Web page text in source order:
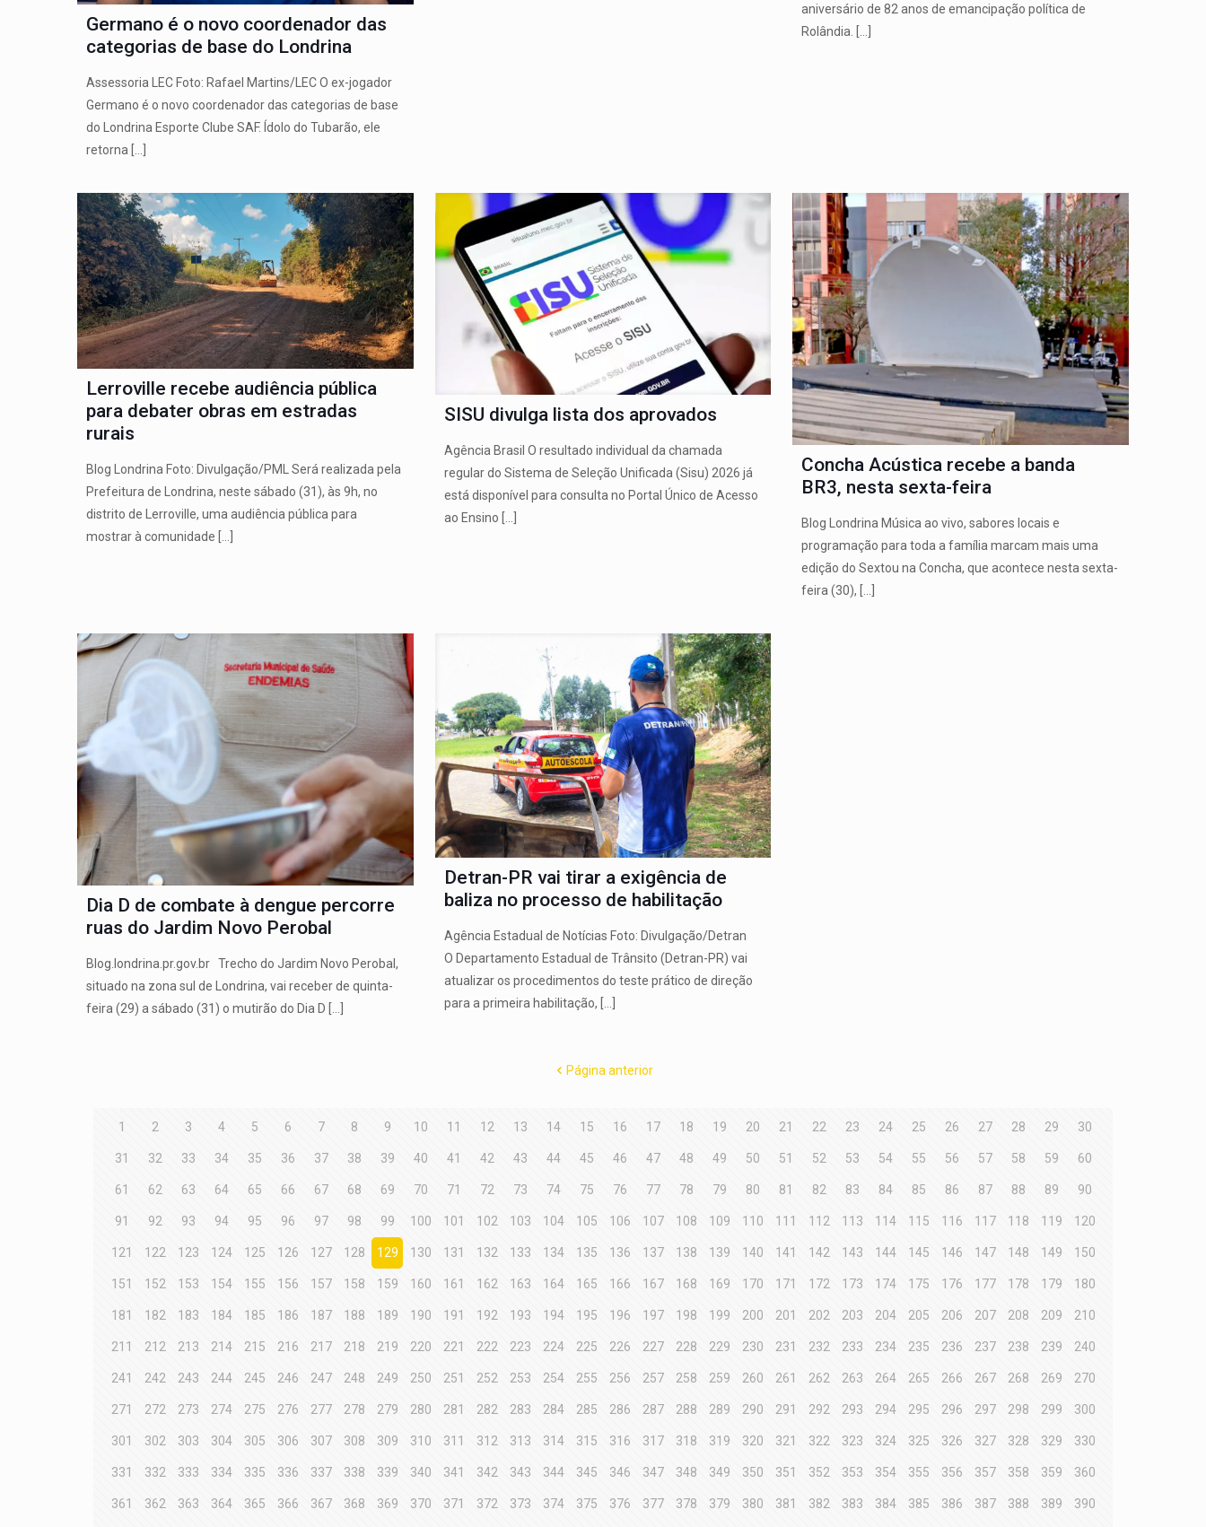
Germano é o novo coordenador das
categorias de base do Londrina
Assessoria LEC Foto: Rafael Martins/LEC O ex-jogador
Germano é o novo coordenador das categorias de base
do Londrina Esporte Clube SAF. Ídolo do Tubarão, ele
retorna[…]
aniversário de 82 anos de emancipação política de
Rolândia.
Lerroville recebe audiência pública
para debater obras em estradas
rurais
Blog Londrina Foto: Divulgação/PML Será realizada pela
Prefeitura de Londrina, neste sábado (31), às 9h, no
distrito de Lerroville, uma audiência pública para
mostrar à comunidade
SISU divulga lista dos aprovados
Agência Brasil O resultado individual da chamada
regular do Sistema de Seleção Unificada (Sisu) 2026 já
está disponível para consulta no Portal Único de Acesso
ao Ensino
Concha Acústica recebe a banda
BR3, nesta sexta-feira
Blog Londrina Música ao vivo, sabores locais e
programação para toda a família marcam mais uma
edição do Sextou na Concha, que acontece nesta sexta-
feira (30), […]
Dia D de combate à dengue percorre
ruas do Jardim Novo Perobal
Blog.londrina.pr.gov.br Trecho do Jardim Novo Perobal,
situado na zona sul de Londrina, vai receber de quinta-
feira (29) a sábado (31) o mutirão do Dia D […]
Detran-PR vai tirar a exigência de
baliza no processo de habilitação
Agência Estadual de Notícias Foto: Divulgação/Detran
O Departamento Estadual de Trânsito (Detran-PR) vai
atualizar os procedimentos do teste prático de direção
para a primeira habilitação,
Página anterior
1 2 3 4 5 6 7 8 9 10 11 12 13 14 15 16 17 18 19 20 21 22 23 24 25 26 27 28 29 30
31 32 33 34 35 36 37 38 39 40 41 42 43 44 45 46 47 48 49 50 51 52 53 54 55 56 57 58 59 60
61 62 63 64 65 66 67 68 69 70 71 72 73 74 75 76 77 78 79 80 81 82 83 84 85 86 87 88 89 90
91 92 93 94 95 96 97 98 99 100 101 102 103 104 105 106 107 108 109 110 111 112 113 114 115 116 117 118 119 120
121 122 123 124 125 126 127 128 129 130 131 132 133 134 135 136 137 138 139 140 141 142 143 144 145 146 147 148 149 150
151 152 153 154 155 156 157 158 159 160 161 162 163 164 165 166 167 168 169 170 171 172 173 174 175 176 177 178 179 180
181 182 183 184 185 186 187 188 189 190 191 192 193 194 195 196 197 198 199 200 201 202 203 204 205 206 207 208 209 210
211 212 213 214 215 216 217 218 219 220 221 222 223 224 225 226 227 228 229 230 231 232 233 234 235 236 237 238 239 240
241 242 243 244 245 246 247 248 249 250 251 252 253 254 255 256 257 258 259 260 261 262 263 264 265 266 267 268 269 270
271 272 273 274 275 276 277 278 279 280 281 282 283 284 285 286 287 288 289 290 291 292 293 294 295 296 297 298 299 300
301 302 303 304 305 306 307 308 309 310 311 312 313 314 315 316 317 318 319 320 321 322 323 324 325 326 327 328 329 330
331 332 333 334 335 336 337 338 339 340 341 342 343 344 345 346 347 348 349 350 351 352 353 354 355 356 357 358 359 360
361 362 363 364 365 366 367 368 369 370 371 372 373 374 375 376 377 378 379 380 381 382 383 384 385 386 387 388 389 390